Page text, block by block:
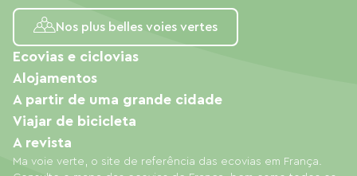
Nos plus belles voies vertes
Ma voie verte, o site de referência das ecovias em França.
Ecovias e ciclovias
Alojamentos
A partir de uma grande cidade
Viajar de bicicleta
A revista